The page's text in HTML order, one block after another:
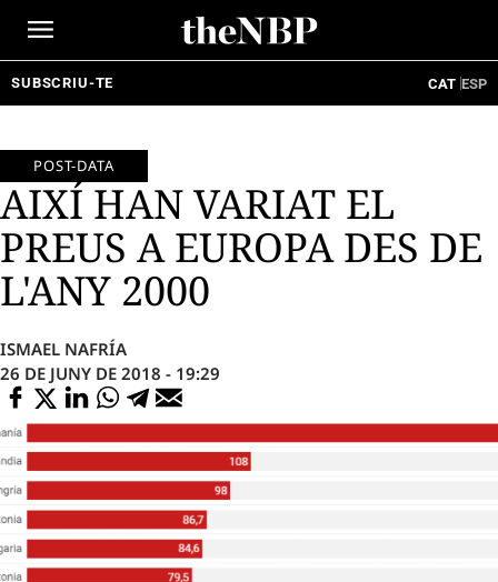
SUBSCRIU-TE CAT ESP
POST-DATA
AIXÍ HAN VARIAT EL
PREUS A EUROPA DES DE
L'ANY 2000
ISMAEL NAFRÍA
26 DE JUNY DE 2018 - 19:29